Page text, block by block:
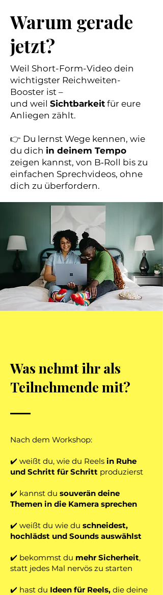
Warum gerade
jetzt?
Weil Short-Form-Video dein
wichtigster Reichweiten-
Booster ist –
und weil Sichtbarkeit für eure
Anliegen zählt.
👉 Du lernst Wege kennen, wie
du dich in deinem Tempo
zeigen kannst, von B‑Roll bis zu
einfachen Sprechvideos, ohne
dich zu überfordern.
Was nehmt ihr als
Teilnehmende mit?
Nach dem Workshop:
✔️ weißt du, wie du Reels in Ruhe
und Schritt für Schritt produzierst
✔️ kannst du souverän deine
Themen in die Kamera sprechen
✔️ weißt du wie du schneidest,
hochlädst und Sounds auswählst
✔️ bekommst du mehr Sicherheit,
statt jedes Mal nervös zu starten
✔️ hast du Ideen für Reels, die deine